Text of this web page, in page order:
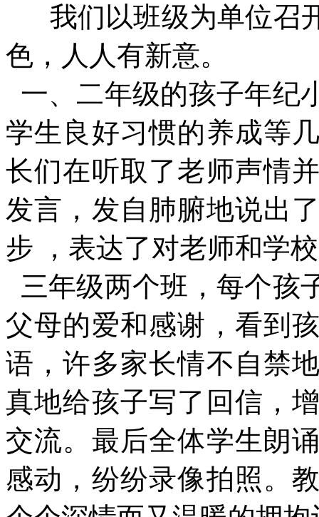
我们以班级为单位召
色，人人有新意。
一、二年级的孩子年纪
学生良好习惯的养成等
长们在听取了老师声情
发言，发自肺腑地说出
步 ，表达了对老师和学
三年级两个班，每个孩
父母的爱和感谢，看到
语，许多家长情不自禁
真地给孩子写了回信，
交流。最后全体学生朗
感动，纷纷录像拍照。